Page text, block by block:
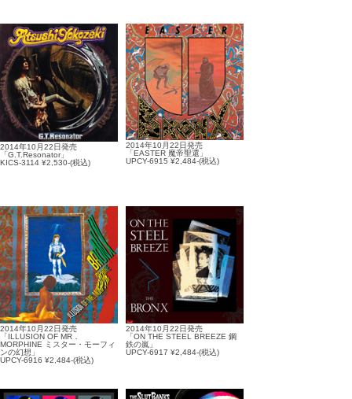
2014年10月22日発売
「G.T.Resonator」
KICS-3114 ¥2,530-(税込)
2014年10月22日発売
「EASTER 魔帝聖還」
UPCY-6915 ¥2,484-(税込)
2014年10月22日発売
「ILLUSION OF MR．
MORPHINE ミスター・モーフィ
ンの幻想」
UPCY-6916 ¥2,484-(税込)
2014年10月22日発売
「ON THE STEEL BREEZE 鋼
鉄の嵐」
UPCY-6917 ¥2,484-(税込)